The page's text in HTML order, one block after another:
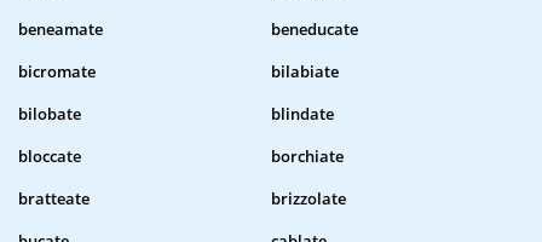
beneamate
beneducate
bicromate
bilabiate
bilobate
blindate
bloccate
borchiate
bratteate
brizzolate